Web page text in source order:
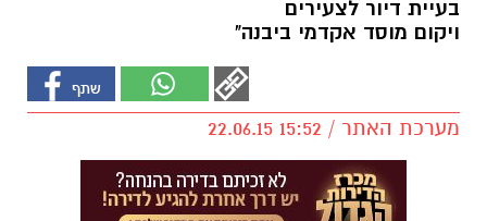
בעיית דיור לצעירים
ויקום מוסד אקדמי ביבנה"
מערכת האתר / 15:52 22.06.15